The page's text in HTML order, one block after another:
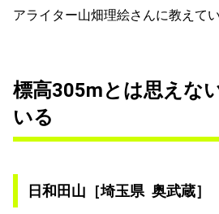
アライター山畑理絵さんに教えて
標高305mとは思えな
いる
日和田山 ［埼玉県 奥武蔵］